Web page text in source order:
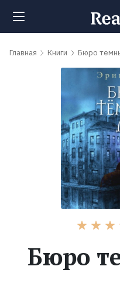
Поиск
Рейтинги
обсуждаемые
Авторы
Главная Книги Бюро
Бюро